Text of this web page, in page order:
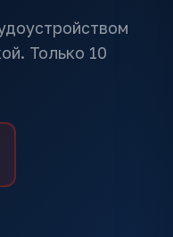
Только 10